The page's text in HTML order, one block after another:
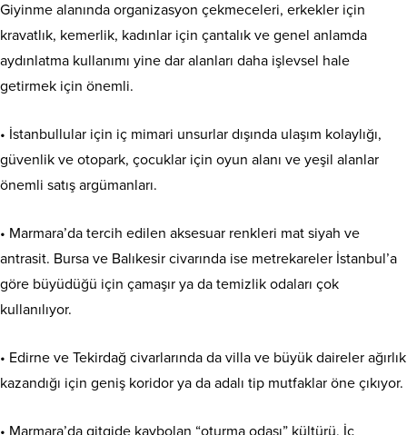
Giyinme alanında organizasyon çekmeceleri, erkekler için
kravatlık, kemerlik, kadınlar için çantalık ve genel anlamda
aydınlatma kullanımı yine dar alanları daha işlevsel hale
getirmek için önemli.
• İstanbullular için iç mimari unsurlar dışında ulaşım kolaylığı,
güvenlik ve otopark, çocuklar için oyun alanı ve yeşil alanlar
önemli satış argümanları.
• Marmara’da tercih edilen aksesuar renkleri mat siyah ve
antrasit. Bursa ve Balıkesir civarında ise metrekareler İstanbul’a
göre büyüdüğü için çamaşır ya da temizlik odaları çok
kullanılıyor.
• Edirne ve Tekirdağ civarlarında da villa ve büyük daireler ağırlık
kazandığı için geniş koridor ya da adalı tip mutfaklar öne çıkıyor.
• Marmara’da gitgide kaybolan “oturma odası” kültürü, İç